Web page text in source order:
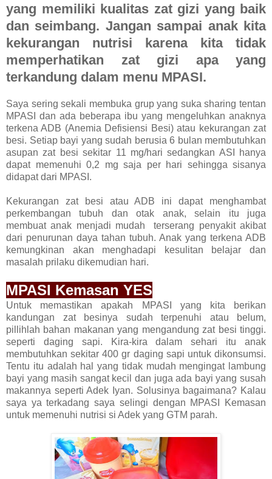
yang memiliki kualitas zat gizi yang baik
dan seimbang. Jangan sampai anak kita
kekurangan nutrisi karena kita tidak
memperhatikan zat gizi apa yang
terkandung dalam menu MPASI.
Saya sering sekali membuka grup yang suka sharing tentan
MPASI dan ada beberapa ibu yang mengeluhkan anaknya
terkena ADB (Anemia Defisiensi Besi) atau kekurangan zat
besi. Setiap bayi yang sudah berusia 6 bulan membutuhkan
asupan zat besi sekitar 11 mg/hari sedangkan ASI hanya
dapat memenuhi 0,2 mg saja per hari sehingga sisanya
didapat dari MPASI.
Kekurangan zat besi atau ADB ini dapat menghambat
perkembangan tubuh dan otak anak, selain itu juga
membuat anak menjadi mudah terserang penyakit akibat
dari penurunan daya tahan tubuh. Anak yang terkena ADB
kemungkinan akan menghadapi kesulitan belajar dan
masalah prilaku dikemudian hari.
MPASI Kemasan YES
Untuk memastikan apakah MPASI yang kita berikan
kandungan zat besinya sudah terpenuhi atau belum,
pillihlah bahan makanan yang mengandung zat besi tinggi.
seperti daging sapi. Kira-kira dalam sehari itu anak
membutuhkan sekitar 400 gr daging sapi untuk dikonsumsi.
Tentu itu adalah hal yang tidak mudah mengingat lambung
bayi yang masih sangat kecil dan juga ada bayi yang susah
makannya seperti Adek Iyan. Solusinya bagaimana? Kalau
saya ya terkadang saya selingi dengan MPASI Kemasan
untuk memenuhi nutrisi si Adek yang GTM parah.